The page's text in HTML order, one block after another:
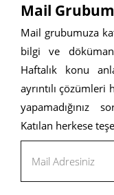
Mail
Mail grubumuza
bilgi ve döküman
Haftalık konu
ayrıntılı
yapamadığınız
Katılan herkese